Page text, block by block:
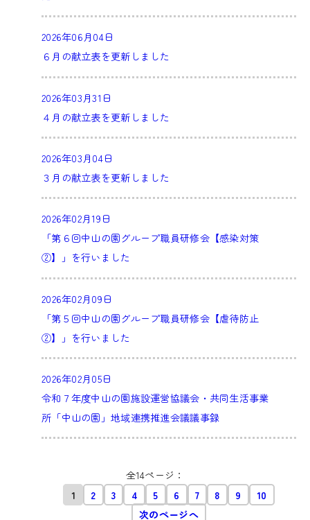
2026年06月04日
６月の献立表を更新しました
2026年03月31日
４月の献立表を更新しました
2026年03月04日
３月の献立表を更新しました
2026年02月19日
「第６回中山の園グループ職員研修会【感染対策
②】」を行いました
2026年02月09日
「第５回中山の園グループ職員研修会【虐待防止
②】」を行いました
2026年02月05日
令和７年度中山の園施設運営協議会・共同生活事業
所「中山の園」地域連携推進会議議事録
全14ページ：
1
2 3 4 5 6 7 8 9
10
次のページへ